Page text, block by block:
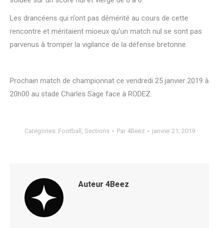
Les drancéens qui n’ont pas démérité au cours de cette
rencontre et méritaient mioeux qu’un match nul se sont pas
parvenus à tromper la vigilance de la défense bretonne.
Prochain match de championnat ce vendredi 25 janvier 2019 à
20h00 au stade Charles Sage face à RODEZ.
Categories: Football , Sections Par 4Beez janvier 21, 2019
Auteur 4Beez